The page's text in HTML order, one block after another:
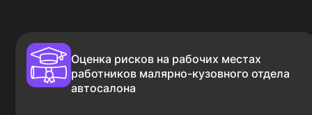
Оценка рисков на рабочих местах
работников малярно-кузовного отдела
автосалона